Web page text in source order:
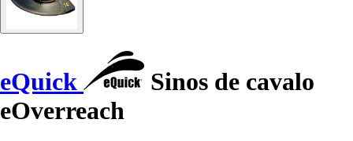
eQuick
Sinos de cavalo
eOverreach